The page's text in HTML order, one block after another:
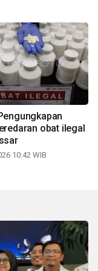
obat ilegal
10:42 WIB